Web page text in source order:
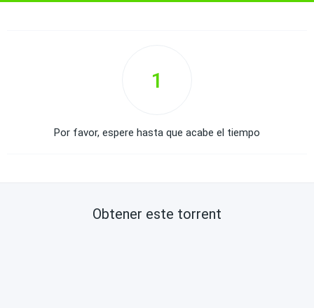
1
Por favor, espere hasta que acabe el tiempo
Obtener este torrent